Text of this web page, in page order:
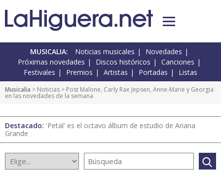
MUSICALIA: Noticias musicales
Novedades
Próximas novedades
Discos históricos
Canciones
Festivales
Premios Artistas Portadas Listas
Musicalia > Noticias > Post Malone, Carly Rae Jepsen, Anne-Marie y Georgia
en las novedades de la semana
Destacado: 'Petal' es el octavo álbum de estudio de Ariana
Grande